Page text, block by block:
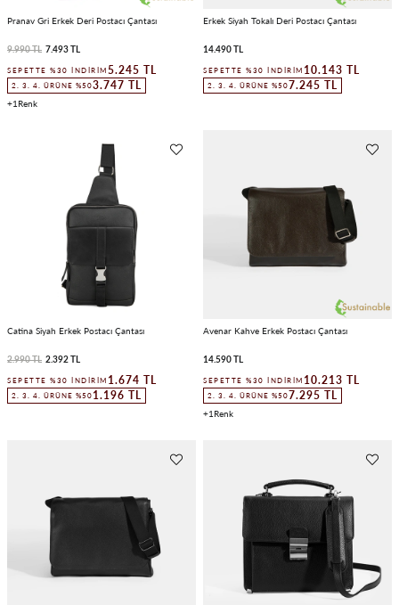
Pranav Gri Erkek Deri Postacı Çantası
7.493 TL
9.990 TL
SEPETTE %30 İNDIRIM 5.245 TL
2. 3. 4. ÜRÜNE %503.747 TL
1
Erkek Siyah Tokalı Deri Postacı Çantası
14.490 TL
SEPETTE %30 İNDIRIM 10.143 TL
2. 3. 4. ÜRÜNE %507.245 TL
Catina Siyah Erkek Postacı Çantası
2.392 TL
2.990 TL
SEPETTE %30 İNDIRIM 1.674 TL
2. 3. 4. ÜRÜNE %50 1.196 TL
Avenar Kahve Erkek Postacı Çantası
14.590 TL
SEPETTE %30 İNDIRIM 10.213 TL
2. 3. 4. ÜRÜNE %507.295 TL
1